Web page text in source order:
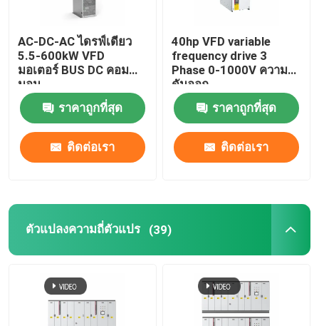
อินเวอร์เตอร์พลังงานแสงอาทิตย์แบบไฮบริด
AC-DC-AC ไดรฟ์เดียว
5.5-600kW VFD
มอเตอร์ BUS DC คอม
มอน
ราคาถูกที่สุด
ติดต่อเรา
40hp VFD variable
frequency drive 3
Phase 0-1000V ความ
ดันออก
ราคาถูกที่สุด
ติดต่อเรา
ตัวแปลงความถี่ตัวแปร (39)